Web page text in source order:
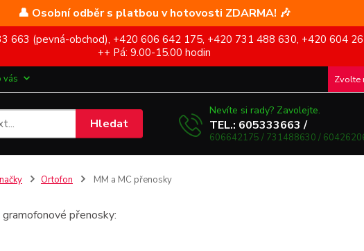
👤 Osobní odběr s platbou v hotovosti ZDARMA! 🎶
663 (pevná-obchod), +420 606 642 175, +420 731 488 630, +420 604
++ Pá: 9.00-15.00 hodin
vás
Hledat
Nevíte si rady? Zavolejte.
TEL.: 605333663 /
606642175 / 731488630 /
Ortofon MM a MC přenosky
přenosky: